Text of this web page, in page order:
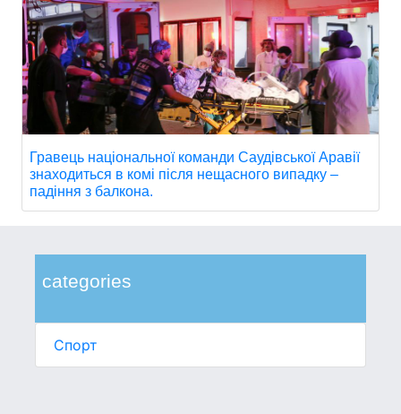
categories
Спорт
Гравець національної команди Саудівської Аравії
знаходиться в комі після нещасного випадку –
падіння з балкона.